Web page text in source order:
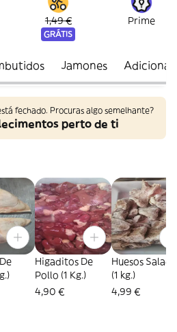
1,49 €
GRÁTIS
Prime
Jamones
fechado. Procuras algo semelhante?
perto de ti
Higaditos De
Pollo (1 Kg.)
4,90 €
Huesos
(1 kg.)
4,99 €